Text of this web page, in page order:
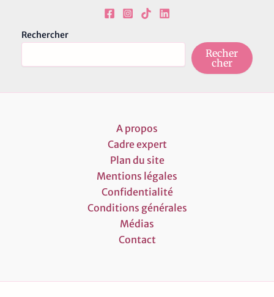
Rechercher
Recher
cher
A propos
Cadre expert
Plan du site
Mentions légales
Confidentialité
Conditions générales
Médias
Contact